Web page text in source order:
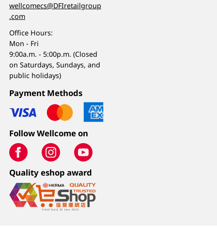
wellcomecs@DFIretailgroup
.com
Office Hours:
Mon - Fri
9:00a.m. - 5:00p.m. (Closed
on Saturdays, Sundays, and
public holidays)
Payment Methods
Follow Wellcome on
Quality eshop award